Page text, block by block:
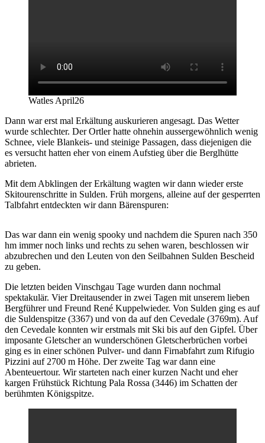
Watles April26
Dann war erst mal Erkältung auskurieren angesagt. Das Wetter
wurde schlechter. Der Ortler hatte ohnehin aussergewöhnlich wenig
Schnee, viele Blankeis- und steinige Passagen, dass diejenigen die
es versucht hatten eher von einem Aufstieg über die Berglhütte
abrieten.
Mit dem Abklingen der Erkältung wagten wir dann wieder erste
Skitourenschritte in Sulden. Früh morgens, alleine auf der gesperrten
Talbfahrt entdeckten wir dann Bärenspuren:
Das war dann ein wenig spooky und nachdem die Spuren nach 350
hm immer noch links und rechts zu sehen waren, beschlossen wir
abzubrechen und den Leuten von den Seilbahnen Sulden Bescheid
zu geben.
Die letzten beiden Vinschgau Tage wurden dann nochmal
spektakulär. Vier Dreitausender in zwei Tagen mit unserem lieben
Bergführer und Freund René Kuppelwieder. Von Sulden ging es auf
die Suldenspitze (3367) und von da auf den Cevedale (3769m). Auf
den Cevedale konnten wir erstmals mit Ski bis auf den Gipfel. Über
imposante Gletscher an wunderschönen Gletscherbrüchen vorbei
ging es in einer schönen Pulver- und dann Firnabfahrt zum Rifugio
Pizzini auf 2700 m Höhe. Der zweite Tag war dann eine
Abenteuertour. Wir starteten nach einer kurzen Nacht und eher
kargen Frühstück Richtung Pala Rossa (3446) im Schatten der
berühmten Königspitze.